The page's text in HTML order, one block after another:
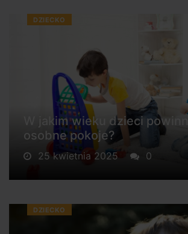
DZIECKO
W jakim wieku dzieci
osobne pokoje?
25 kwietnia 2025 0
DZIECKO